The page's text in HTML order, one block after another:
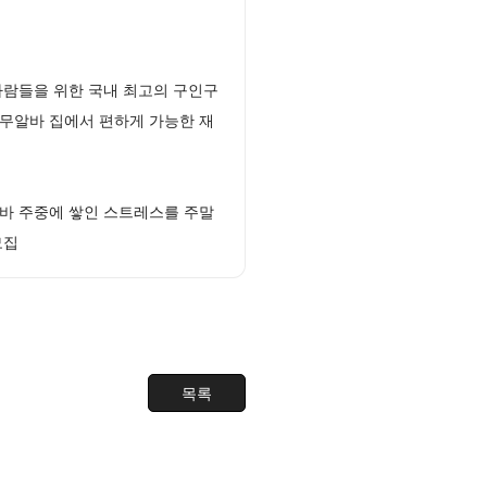
들을 위한 국내 최고의 구인구
알바 집에서 편하게 가능한 재
주중에 쌓인 스트레스를 주말
목록